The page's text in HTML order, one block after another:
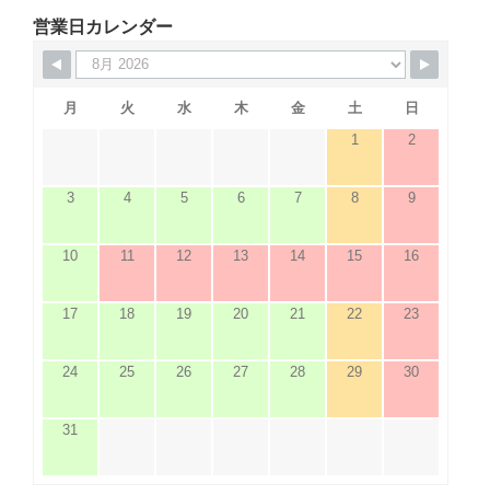
営業日カレンダー
月 火 水 木 金 土
日
1
2
3 4 5 6 7 8 9
10 11 12 13 14 15 16
17 18 19 20 21 22 23
24 25 26 27 28 29 30
31